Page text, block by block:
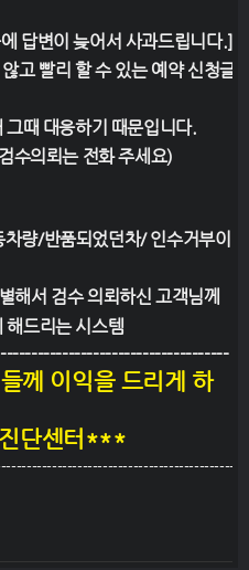
답변이 늦어서 사과드립니다.]
고 빨리 할 수 있는 예약 신청글
때 대응하기 때문입니다.
수의뢰는 전화 주세요)
량/반품되었던차/ 인수거부이
해서 검수 의뢰하신 고객님께
해드리는 시스템
께 이익을 드리게 하
단센터***